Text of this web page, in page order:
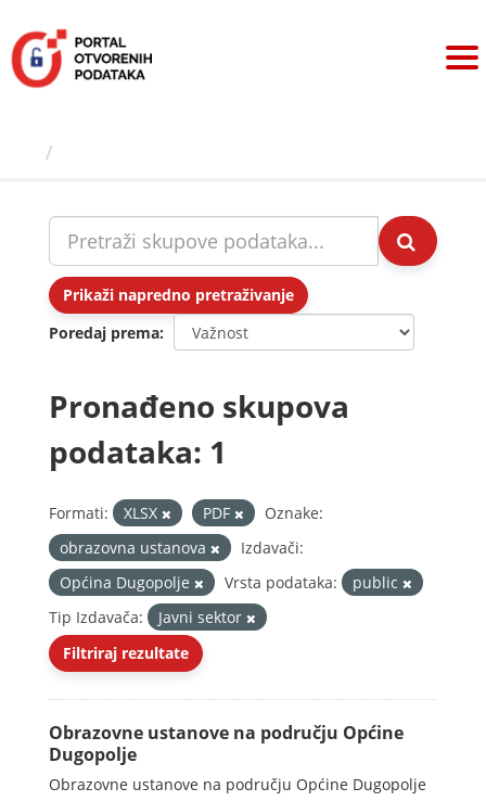
sadržaj
Prikaži napredno pretraživanje
Poredaj prema
Pronađeno skupova
podataka: 1
Formati: XLSX PDF
Oznake:
obrazovna ustanova
Izdavači:
Općina Dugopolje
Vrsta podataka:
public
Tip Izdavača:
Javni sektor
Filtriraj rezultate
Obrazovne ustanove na području Općine
Dugopolje
Obrazovne ustanove na području Općine Dugopolje